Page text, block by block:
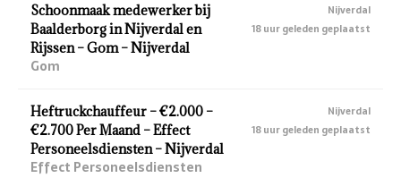
Schoonmaak medewerker bij
Baalderborg in Nijverdal en
Rijssen – Gom – Nijverdal
Gom
Nijverdal
18 uur geleden geplaatst
Heftruckchauffeur – €2.000 –
€2.700 Per Maand – Effect
Personeelsdiensten – Nijverdal
Effect Personeelsdiensten
Nijverdal
18 uur geleden geplaatst